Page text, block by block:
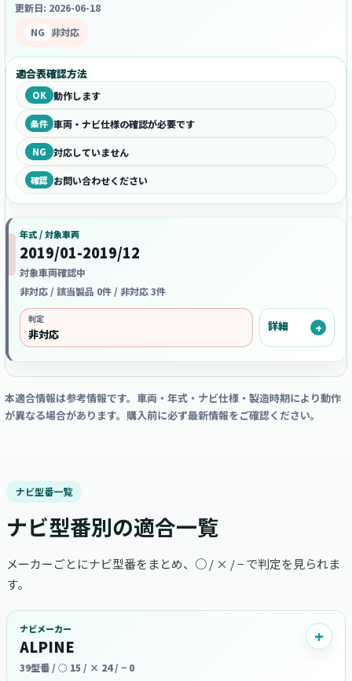
更新日: 2026-06-18
NG 非対応
適合表確認方法
OK 動作します
条件 車両・ナビ仕様の確認が必要です
NG 対応していません
確認 お問い合わせください
年式 / 対象車両
2019/01-2019/12
対象車両確認中
非対応 / 該当製品 0件 / 非対応 3件
判定
非対応
詳細
本適合情報は参考情報です。車両・年式・ナビ仕様・製造時期により動作
が異なる場合があります。購入前に必ず最新情報をご確認ください。
ナビ型番一覧
ナビ型番別の適合一覧
メーカーごとにナビ型番をまとめ、○ / × / − で判定を見られま
す。
ナビメーカー
ALPINE
39型番 / ○ 15 / × 24 / − 0